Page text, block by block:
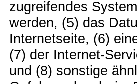
zugreifendes
werden, (5) das
Internetseite, (6)
(7) der Internet-
und (8) sonstige